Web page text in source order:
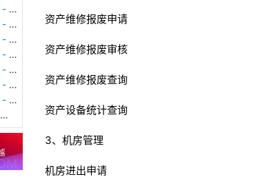
线联ERP - 用户操作手册 - 补卡管理
线联ERP - 用户操作手册 - 考勤设备管理
线联ERP - 用户操作手册 - 考勤参数配置
线联ERP - 用户操作手册 - 考勤设备绑定
线联ERP - 用户操作手册 - 员工档案
线联ERP - 用户操作手册 - 班次管理
线联ERP - 用户操作手册 - 排班管理
Win11 刷新蓝牙、重新连接蓝牙音响
资产维修报废申请
资产维修报废审核
资产维修报废查询
资产设备统计查询
3、机房管理
机房进出申请